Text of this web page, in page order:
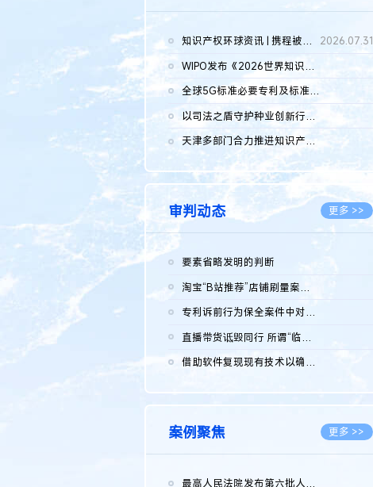
知识产权环球资讯 | 携程被市监总局罚51.79亿；瑞幸泰国商标案上...
2026.07.31
WIPO发布《2026世界知识产权报告》 含报告全文
全球5G标准必要专利及标准提案研究报告（2026年）全文发布
以司法之盾守护种业创新行稳致远
2026.08.05
天津多部门合力推进知识产权保护工作
2026.08.05
审判动态 更多 >>
要素省略发明的判断
淘宝“B站推荐”店铺刷量案维持原判，两被告连带赔偿150万元
专利诉前行为保全案件中对仿制药申请人曾作出三类声明的考量及违...
直播带货诋毁同行 所谓“临场发挥”不免责
借助软件复现现有技术以确认相关参数特征是否被公开
案例聚焦 更多 >>
最高人民法院发布第六批人民法院种业知识产权司法保护典型案例 含...